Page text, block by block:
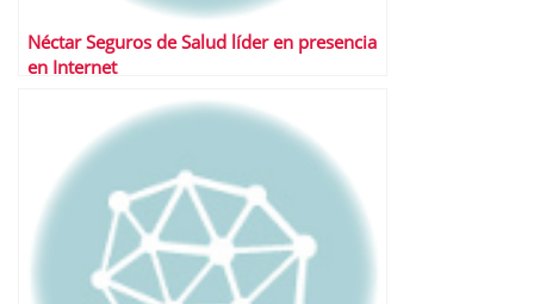
Néctar Seguros de Salud líder en presencia
en Internet